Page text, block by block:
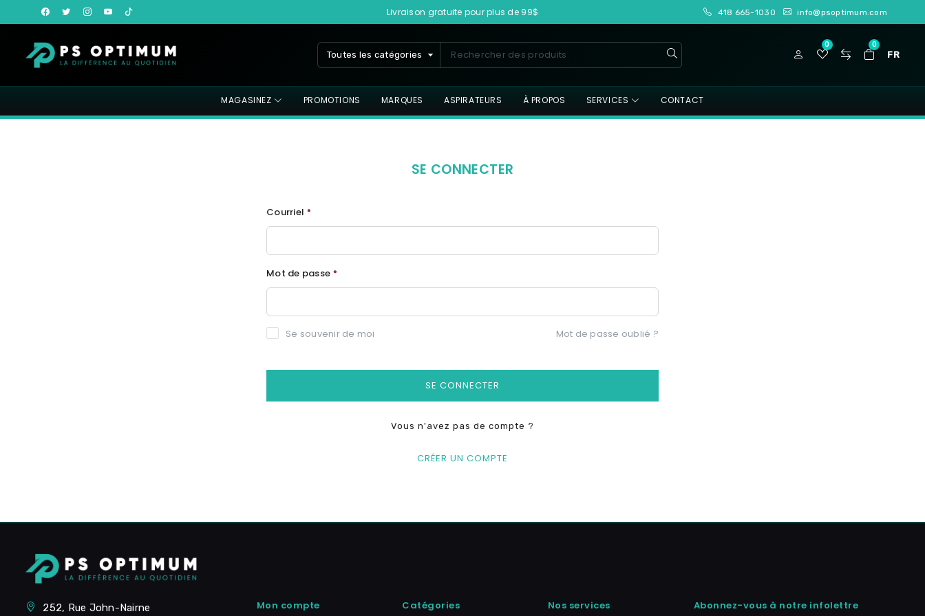
Livraison gratuite pour plus de 99$ 418 665-1030 info@psoptimum.com
Toutes les catégories
0 0
FR
MAGASINEZ PROMOTIONS MARQUES ASPIRATEURS À PROPOS SERVICES CONTACT
SE CONNECTER
Courriel *
Mot de passe *
Se souvenir de moi Mot de passe oublié ?
SE CONNECTER
Vous n'avez pas de compte ?
CRÉER UN COMPTE
252, Rue John-Nairne Mon compte Catégories Nos services Abonnez-vous à notre infolettre